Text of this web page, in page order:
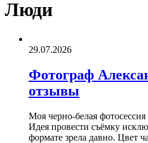
Люди
29.07.2026
Фотограф
отзывы
Моя черно-белая
Идея провести съёмку
формате зрела давно. Цвет